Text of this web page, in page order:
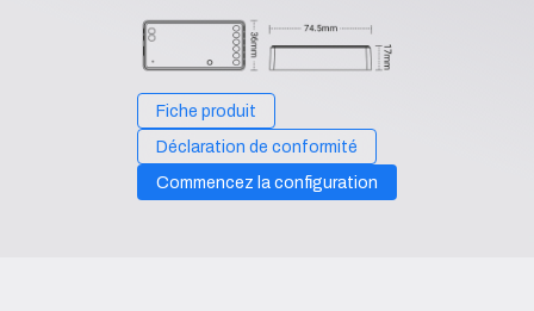
Fiche produit
Commencez la configuration
Déclaration de conformité